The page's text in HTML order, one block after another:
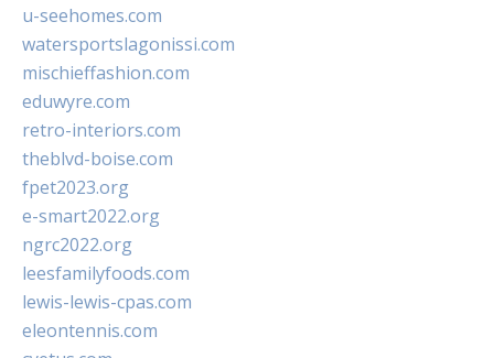
u-seehomes.com
watersportslagonissi.com
mischieffashion.com
eduwyre.com
retro-interiors.com
theblvd-boise.com
fpet2023.org
e-smart2022.org
ngrc2022.org
leesfamilyfoods.com
lewis-lewis-cpas.com
eleontennis.com